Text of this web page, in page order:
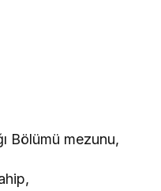
Bölümü mezunu,